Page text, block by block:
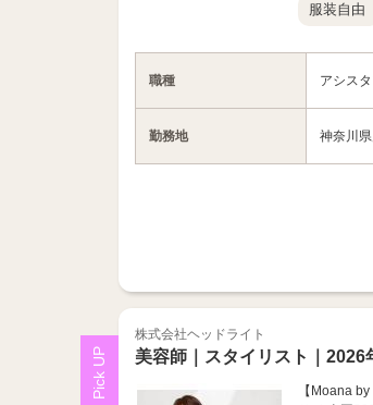
服装自由
職種 アシスタ
勤務地 神奈川
株式会社ヘッドライト
美容師｜スタイリスト｜2026
【Moana